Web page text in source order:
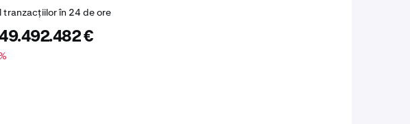
tranzacțiilor în 24 de ore
€